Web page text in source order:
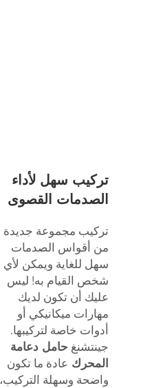
تركيب سهل لأداء
الصدمات القصوى
تركيب مجموعة جديدة
من أقواس الصدمات
سهل للغاية ويمكن لأي
شخص القيام به! ليس
عليك أن تكون لديك
مهارات ميكانيكي أو
أدوات خاصة لتركيبها.
جينتشنغ حامل دعامة
المحرك عادة ما تكون
واضحة وسهلة التركيب،